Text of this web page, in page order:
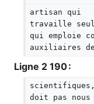
artisan qui
travaille
qui emploie
auxiliaires
Ligne 2 190 :
doit pas